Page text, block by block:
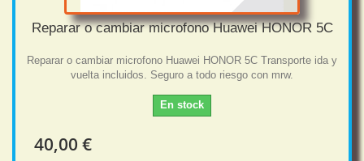
Reparar o cambiar microfono Huawei HONOR 5C
Reparar o cambiar microfono Huawei HONOR 5C Transporte ida y
vuelta incluidos. Seguro a todo riesgo con mrw.
En stock
40,00 €